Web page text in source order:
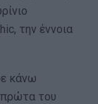
την έννοια
κάνω
πρώτα του